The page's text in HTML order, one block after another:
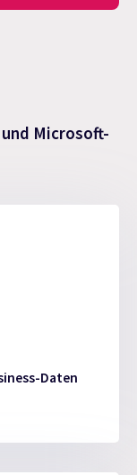
Microsoft-
Daten